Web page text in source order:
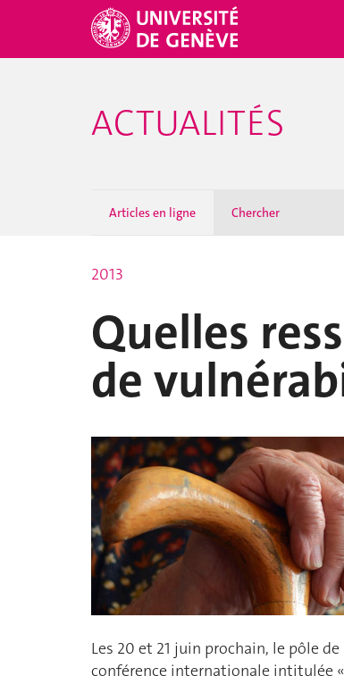
ACTUALITÉS
Articles en ligne Chercher
2013
Quelles
de
Les 20 et 21 juin prochain, le pôle
conférence internationale intitulée